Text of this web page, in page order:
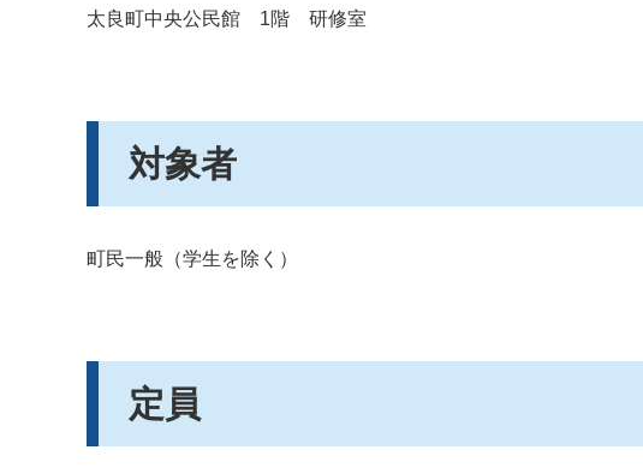
太良町中央公民館 1階 研修室
対象者
町民一般（学生を除く）
定員